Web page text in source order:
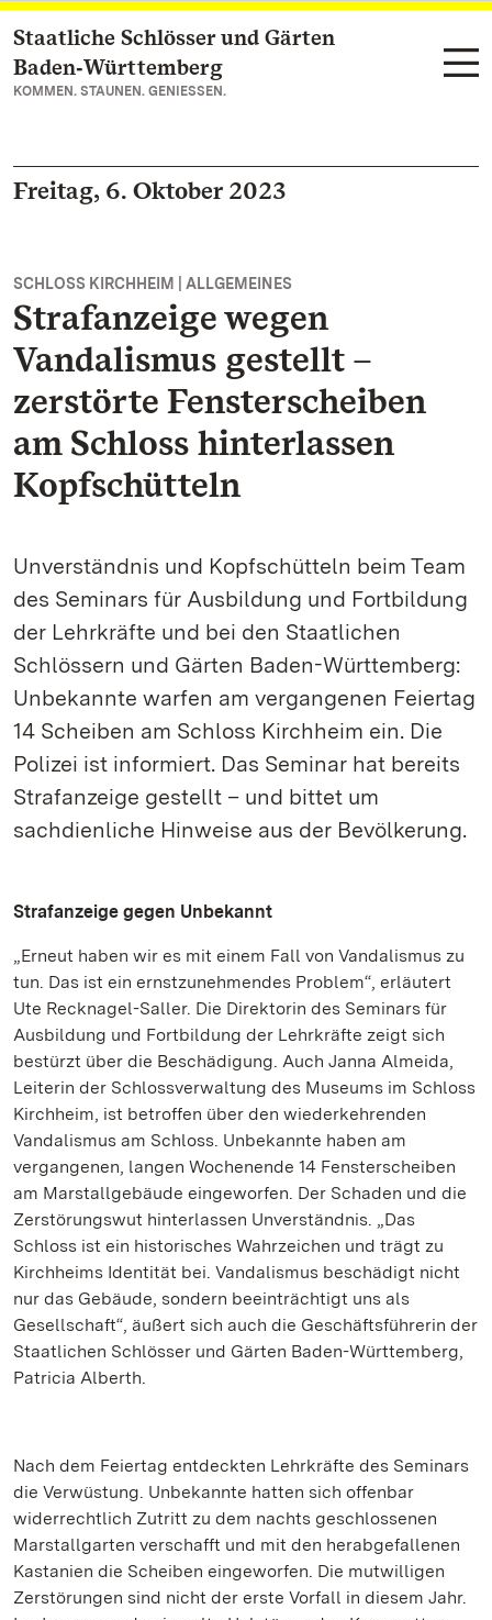
Zum Hauptinhalt springen
Staatliche Schlösser und Gärten
Baden‑Württemberg
KOMMEN. STAUNEN. GENIESSEN.
Freitag, 6. Oktober 2023
SCHLOSS KIRCHHEIM | ALLGEMEINES
Strafanzeige wegen
Vandalismus gestellt –
zerstörte Fensterscheiben
am Schloss hinterlassen
Kopfschütteln
Unverständnis und Kopfschütteln beim Team
des Seminars für Ausbildung und Fortbildung
der Lehrkräfte und bei den Staatlichen
Schlössern und Gärten Baden-Württemberg:
Unbekannte warfen am vergangenen Feiertag
14 Scheiben am Schloss Kirchheim ein. Die
Polizei ist informiert. Das Seminar hat bereits
Strafanzeige gestellt – und bittet um
sachdienliche Hinweise aus der Bevölkerung.
Strafanzeige gegen Unbekannt
„Erneut haben wir es mit einem Fall von Vandalismus zu
tun. Das ist ein ernstzunehmendes Problem“, erläutert
Ute Recknagel-Saller. Die Direktorin des Seminars für
Ausbildung und Fortbildung der Lehrkräfte zeigt sich
bestürzt über die Beschädigung. Auch Janna Almeida,
Leiterin der Schlossverwaltung des Museums im Schloss
Kirchheim, ist betroffen über den wiederkehrenden
Vandalismus am Schloss. Unbekannte haben am
vergangenen, langen Wochenende 14 Fensterscheiben
am Marstallgebäude eingeworfen. Der Schaden und die
Zerstörungswut hinterlassen Unverständnis. „Das
Schloss ist ein historisches Wahrzeichen und trägt zu
Kirchheims Identität bei. Vandalismus beschädigt nicht
nur das Gebäude, sondern beeinträchtigt uns als
Gesellschaft“, äußert sich auch die Geschäftsführerin der
Staatlichen Schlösser und Gärten Baden-Württemberg,
Patricia Alberth.
Nach dem Feiertag entdeckten Lehrkräfte des Seminars
die Verwüstung. Unbekannte hatten sich offenbar
widerrechtlich Zutritt zu dem nachts geschlossenen
Marstallgarten verschafft und mit den herabgefallenen
Kastanien die Scheiben eingeworfen. Die mutwilligen
Zerstörungen sind nicht der erste Vorfall in diesem Jahr.